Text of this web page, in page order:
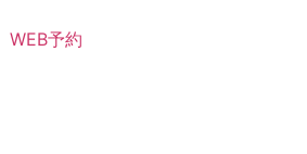
WEB予約